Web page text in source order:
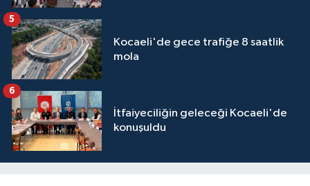
Kocaeli'de gece trafiğe 8 saatlik
mola
5
İtfaiyeciliğin geleceği Kocaeli'de
konuşuldu
6